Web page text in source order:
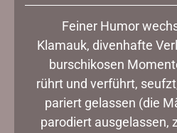
Feiner Humor
Klamauk, divenhafte
burschikosen
rührt und verführt,
pariert gelassen (die
parodiert ausgelassen,